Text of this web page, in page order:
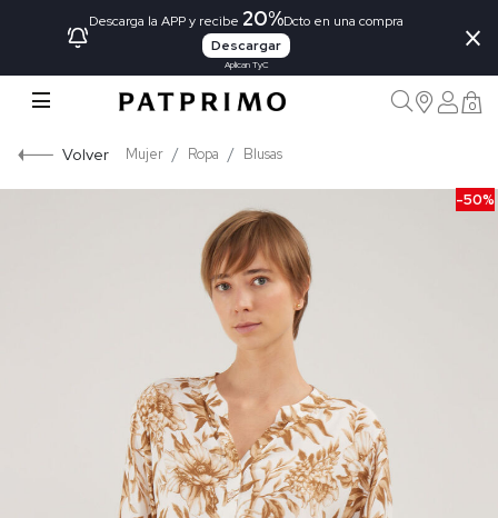
Descarga la APP y recibe 20%Dcto en una compra
Descargar
Aplican TyC
×
0
Volver Mujer Ropa Blusas
-50%